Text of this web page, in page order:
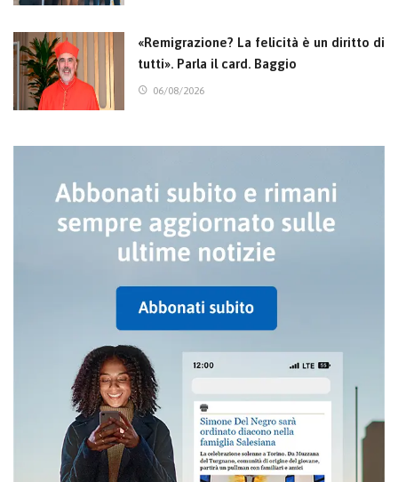
«Remigrazione? La felicità è un diritto di
tutti». Parla il card. Baggio
06/08/2026